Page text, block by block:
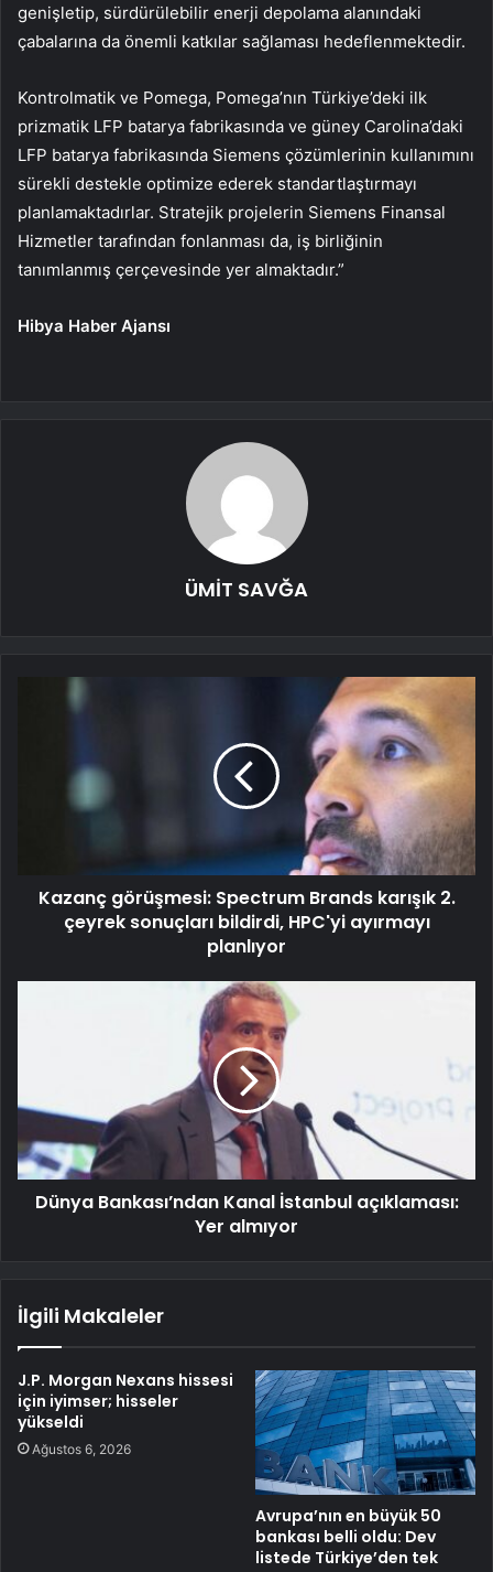
genişletip, sürdürülebilir enerji depolama alanındaki
çabalarına da önemli katkılar sağlaması hedeflenmektedir.
Kontrolmatik ve Pomega, Pomega’nın Türkiye’deki ilk
prizmatik LFP batarya fabrikasında ve güney Carolina’daki
LFP batarya fabrikasında Siemens çözümlerinin kullanımını
sürekli destekle optimize ederek standartlaştırmayı
planlamaktadırlar. Stratejik projelerin Siemens Finansal
Hizmetler tarafından fonlanması da, iş birliğinin
tanımlanmış çerçevesinde yer almaktadır.”
Hibya Haber Ajansı
ÜMİT SAVĞA
Kazanç görüşmesi: Spectrum Brands karışık 2.
çeyrek sonuçları bildirdi, HPC'yi ayırmayı
planlıyor
Dünya Bankası’ndan Kanal İstanbul açıklaması:
Yer almıyor
İlgili Makaleler
J.P. Morgan Nexans hissesi
için iyimser; hisseler
yükseldi
Ağustos 6, 2026
Avrupa’nın en büyük 50
bankası belli oldu: Dev
listede Türkiye’den tek